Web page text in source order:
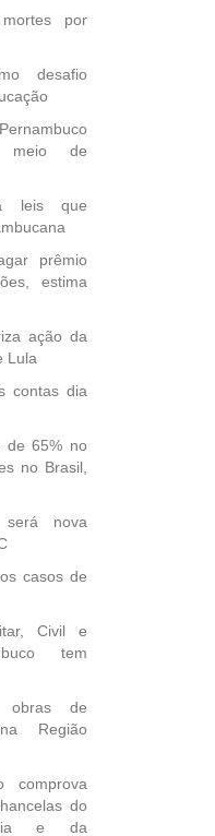
por
desafio
meio de
leis que
prêmio
estima
ação da
Lula
contas dia
de 65% no
no Brasil,
será nova
casos de
Civil e
tem
obras de
Região
comprova
do
e da